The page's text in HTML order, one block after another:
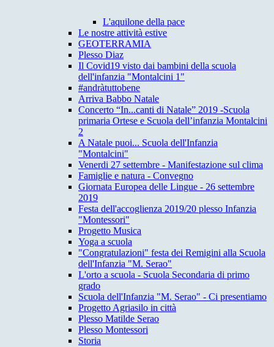
L'aquilone della pace
Le nostre attività estive
GEOTERRAMIA
Plesso Diaz
Il Covid19 visto dai bambini della scuola
dell'infanzia "Montalcini 1"
#andràtuttobene
Arriva Babbo Natale
Concerto “In...canti di Natale” 2019 -Scuola
primaria Ortese e Scuola dell’infanzia Montalcini
2
A Natale puoi... Scuola dell'Infanzia
"Montalcini"
Venerdi 27 settembre - Manifestazione sul clima
Famiglie e natura - Convegno
Giornata Europea delle Lingue - 26 settembre
2019
Festa dell'accoglienza 2019/20 plesso Infanzia
"Montessori"
Progetto Musica
Yoga a scuola
"Congratulazioni" festa dei Remigini alla Scuola
dell'Infanzia "M. Serao"
L'orto a scuola - Scuola Secondaria di primo
grado
Scuola dell'Infanzia "M. Serao" - Ci presentiamo
Progetto Agriasilo in città
Plesso Matilde Serao
Plesso Montessori
Storia